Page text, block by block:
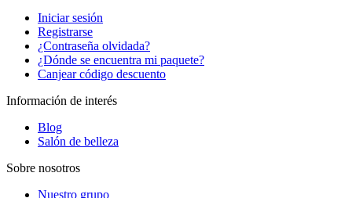
Iniciar sesión
Registrarse
¿Contraseña olvidada?
¿Dónde se encuentra mi paquete?
Canjear código descuento
Información de interés
Blog
Salón de belleza
Sobre nosotros
Nuestro grupo